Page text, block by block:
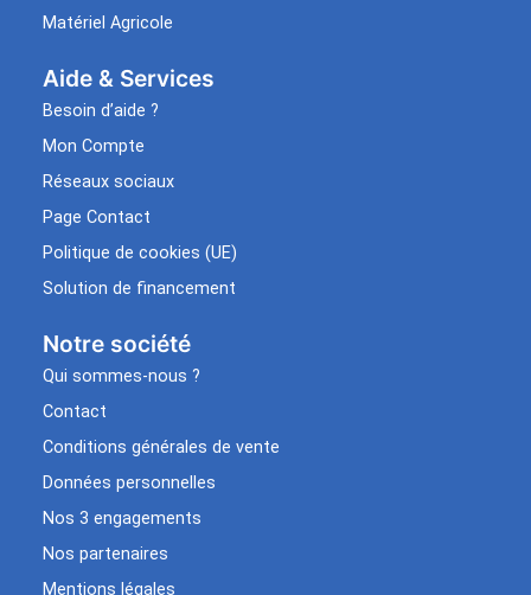
Matériel Agricole
Aide & Services​
Besoin d’aide ?
Mon Compte
Réseaux sociaux
Page Contact
Politique de cookies (UE)
Solution de financement
Notre société
Qui sommes-nous ?
Contact
Conditions générales de vente
Données personnelles
Nos 3 engagements
Nos partenaires
Mentions légales